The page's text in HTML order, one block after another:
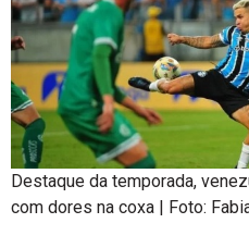
Destaque da temporada,
com dores na coxa | Foto: